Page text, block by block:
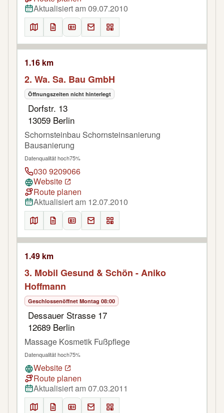
Aktualisiert am 09.07.2010
1.16 km
2. Wa. Sa. Bau GmbH
Öffnungszeiten nicht hinterlegt
Dorfstr. 13
13059 Berlin
Schornsteinbau Schornsteinsanierung
Bausanierung
Datenqualität hoch75%
030 9209066
Website
Route planen
Aktualisiert am 12.07.2010
1.49 km
3. Mobil Gesund & Schön - Aniko
Hoffmann
Geschlossenöffnet Montag 08:00
Dessauer Strasse 17
12689 Berlin
Massage Kosmetik Fußpflege
Datenqualität hoch75%
Website
Route planen
Aktualisiert am 07.03.2011